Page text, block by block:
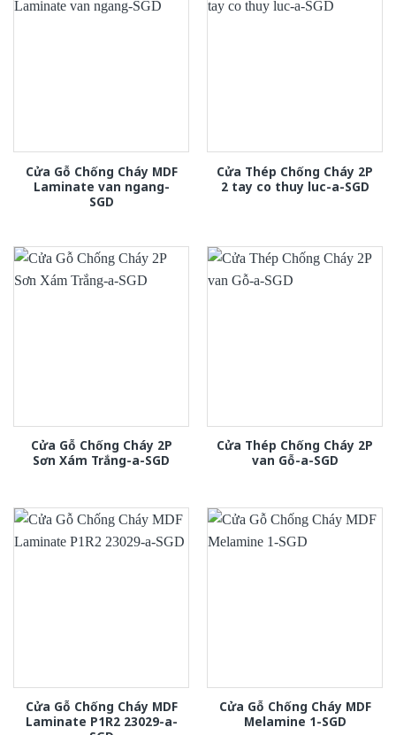
Cửa Gỗ Chống Cháy MDF
Laminate van ngang-
SGD
Cửa Thép Chống Cháy 2P
2 tay co thuy luc-a-SGD
Cửa Gỗ Chống Cháy 2P
Sơn Xám Trắng-a-SGD
Cửa Thép Chống Cháy 2P
van Gỗ-a-SGD
Cửa Gỗ Chống Cháy MDF
Laminate P1R2 23029-a-
Cửa Gỗ Chống Cháy MDF
Melamine 1-SGD